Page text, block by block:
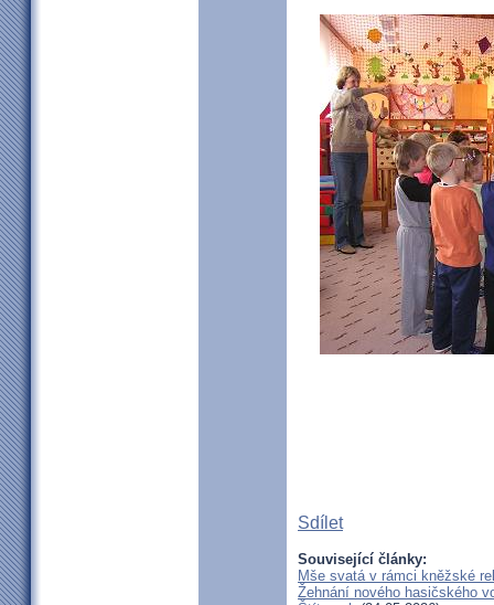
Sdílet
Související články:
Mše svatá v rámci kněžské
Žehnání nového hasičského